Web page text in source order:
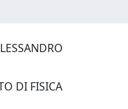
DI FISICA